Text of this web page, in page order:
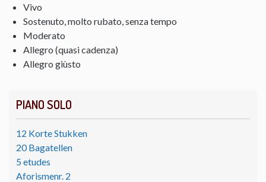
PIANO SOLO
12 Korte Stukken
20 Bagatellen
5 etudes
Aforismenr. 2
Vivo
Sostenuto, molto rubato, senza tempo
Moderato
Allegro (quasi cadenza)
Allegro giùsto